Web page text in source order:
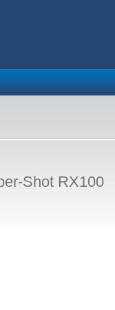
Shot RX100